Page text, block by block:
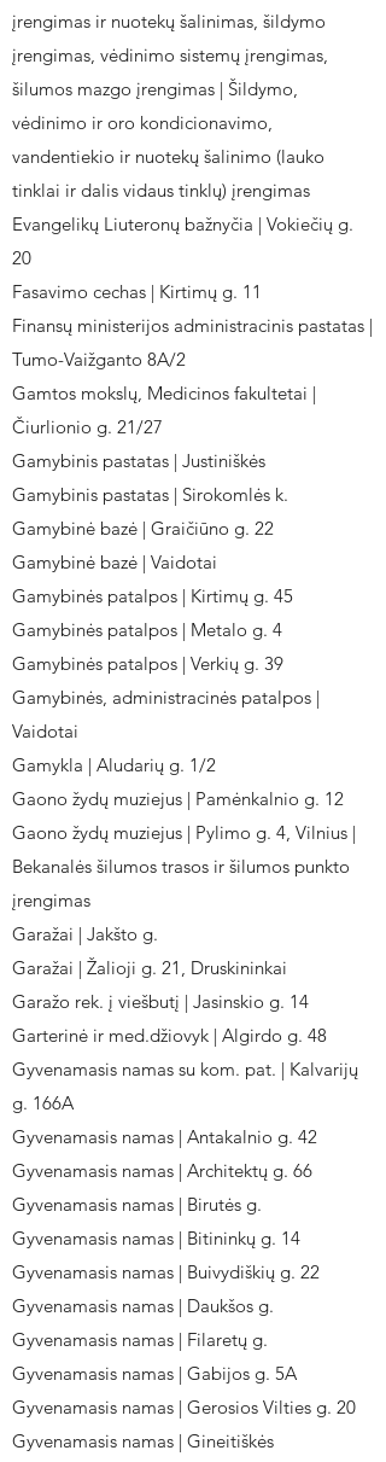
įrengimas ir nuotekų šalinimas, šildymo
įrengimas, vėdinimo sistemų įrengimas,
šilumos mazgo įrengimas | Šildymo,
vėdinimo ir oro kondicionavimo,
vandentiekio ir nuotekų šalinimo (lauko
tinklai ir dalis vidaus tinklų) įrengimas
Evangelikų Liuteronų bažnyčia | Vokiečių g.
20
Fasavimo cechas | Kirtimų g. 11
Finansų ministerijos administracinis pastatas |
Tumo-Vaižganto 8A/2
Gamtos mokslų, Medicinos fakultetai |
Čiurlionio g. 21/27
Gamybinis pastatas | Justiniškės
Gamybinis pastatas | Sirokomlės k.
Gamybinė bazė | Graičiūno g. 22
Gamybinė bazė | Vaidotai
Gamybinės patalpos | Kirtimų g. 45
Gamybinės patalpos | Metalo g. 4
Gamybinės patalpos | Verkių g. 39
Gamybinės, administracinės patalpos |
Vaidotai
Gamykla | Aludarių g. 1/2
Gaono žydų muziejus | Pamėnkalnio g. 12
Gaono žydų muziejus | Pylimo g. 4, Vilnius |
Bekanalės šilumos trasos ir šilumos punkto
įrengimas
Garažai | Jakšto g.
Garažai | Žalioji g. 21, Druskininkai
Garažo rek. į viešbutį | Jasinskio g. 14
Garterinė ir med.džiovyk | Algirdo g. 48
Gyvenamasis namas su kom. pat. | Kalvarijų
g. 166A
Gyvenamasis namas | Antakalnio g. 42
Gyvenamasis namas | Architektų g. 66
Gyvenamasis namas | Birutės g.
Gyvenamasis namas | Bitininkų g. 14
Gyvenamasis namas | Buivydiškių g. 22
Gyvenamasis namas | Daukšos g.
Gyvenamasis namas | Filaretų g.
Gyvenamasis namas | Gabijos g. 5A
Gyvenamasis namas | Gerosios Vilties g. 20
Gyvenamasis namas | Gineitiškės